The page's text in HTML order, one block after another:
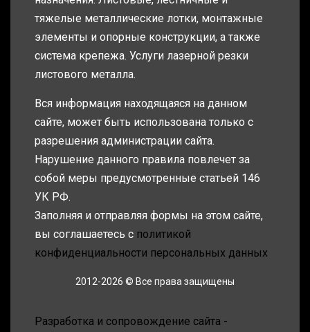
тяжелые металлические лотки, монтажные
элементы и опорные конструкции, а также
система крепежа. Услуги лазерной резки
листового металла.
Вся информация находящаяся на данном
сайте, может быть использована только с
разрешения администрации сайта.
Нарушение данного правила повлечет за
собой меры предусмотренные статьей 146
УК РФ.
Заполняя и отправляя формы на этом сайте,
вы соглашаетесь с политикой
конфиденциальности персональных данных
2012-2026 © Все права защищены
Разработка и сопровождение сайта -